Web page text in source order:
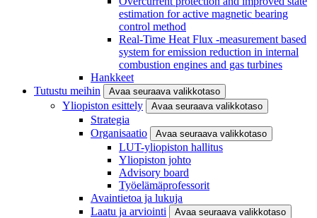
estimation for active magnetic bearing
control method
Real-Time Heat Flux -measurement based
system for emission reduction in internal
combustion engines and gas turbines
Hankkeet
Tutustu meihin
Avaa seuraava valikkotaso
Yliopiston esittely Avaa seuraava valikkotaso
Strategia
Organisaatio
Avaa seuraava valikkotaso
LUT-yliopiston hallitus
Yliopiston johto
Advisory board
Työelämäprofessorit
Avaintietoa ja lukuja
Laatu ja arviointi
Avaa seuraava valikkotaso